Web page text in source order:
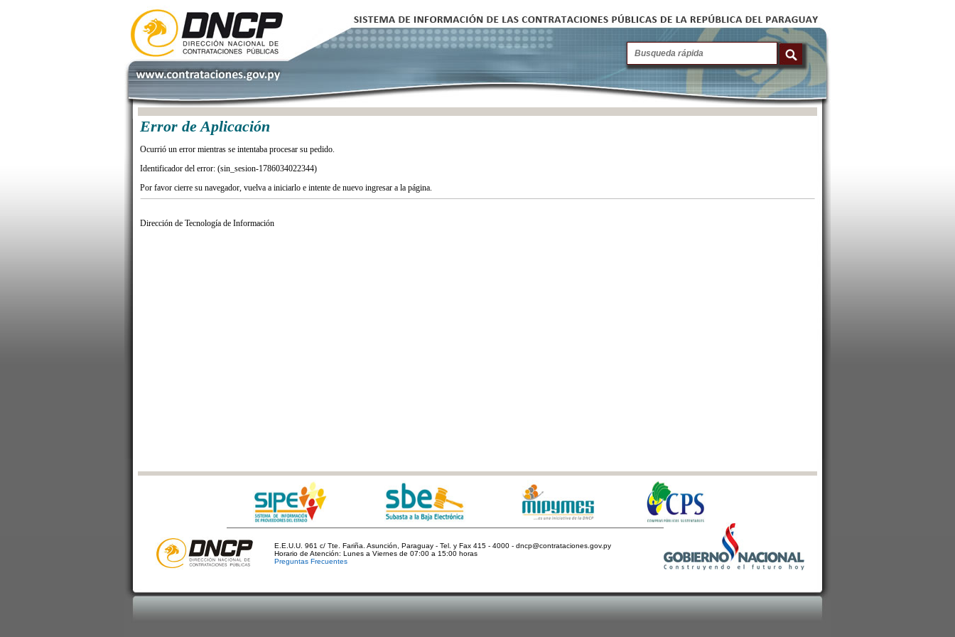
Error de Aplicación
Ocurrió un error mientras se intentaba procesar su pedido.
Identificador del error: (sin_sesion-1786034022344)
Por favor cierre su navegador, vuelva a iniciarlo e intente de nuevo ingresar a la página.
Dirección de Tecnología de Información
E.E.U.U. 961 c/ Tte. Fariña. Asunción, Paraguay - Tel. y Fax 415 - 4000 - dncp@contrataciones.gov.py
Horario de Atención: Lunes a Viernes de 07:00 a 15:00 horas
Preguntas Frecuentes